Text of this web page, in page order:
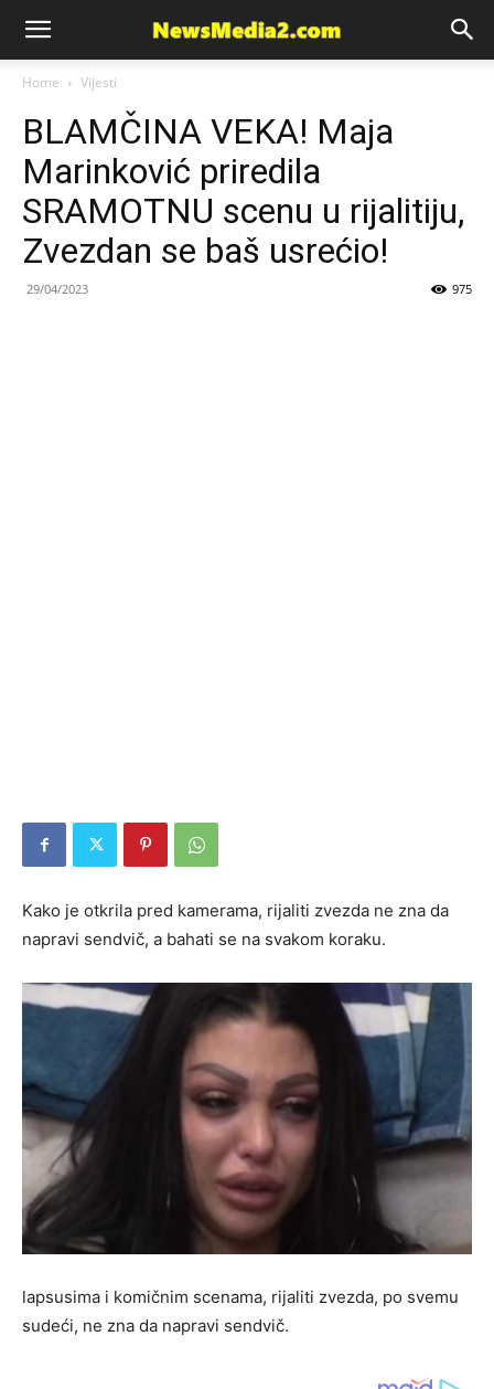
News
Media
Home Vijesti
BLAMČINA VEKA! Maja
Marinković priredila
SRAMOTNU scenu u rijalitiju,
Zvezdan se baš usrećio!
29/04/2023 975
Kako je otkrila pred kamerama, rijaliti zvezda ne zna da
napravi sendvič, a bahati se na svakom koraku.
lapsusima i komičnim scenama, rijaliti zvezda, po svemu
sudeći, ne zna da napravi sendvič.